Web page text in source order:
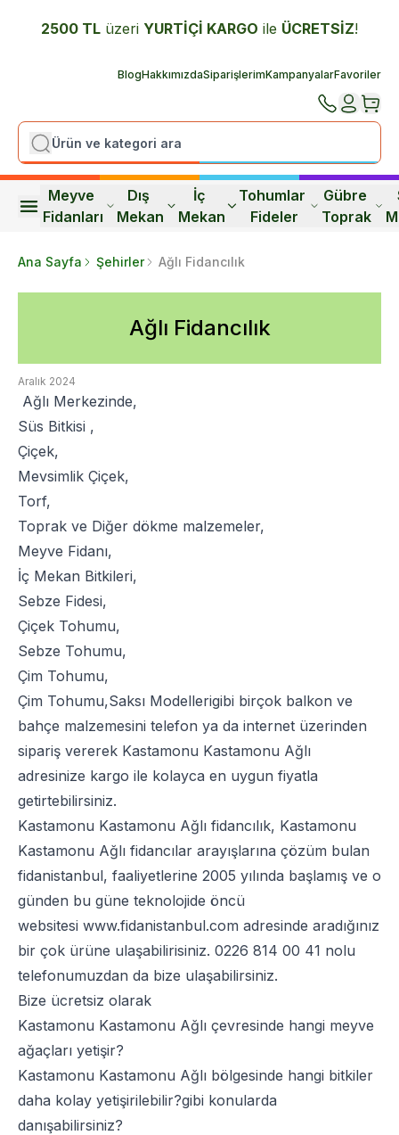
2500 TL üzeri YURTİÇİ KARGO ile ÜCRETSİZ!
BlogHakkımızdaSiparişlerimKampanyalarFavoriler
Meyve
Fidanları
Dış
Mekan
İç
Mekan
Tohumlar
Fideler
Gübre
Toprak
Ana Sayfa Şehirler Ağlı Fidancılık
Ağlı Fidancılık
Aralık 2024
Ağlı Merkezinde,
Süs Bitkisi ,
Çiçek,
Mevsimlik Çiçek,
Torf,
Toprak ve Diğer dökme malzemeler,
Meyve Fidanı,
İç Mekan Bitkileri,
Sebze Fidesi,
Çiçek Tohumu,
Sebze Tohumu,
Çim Tohumu,
Çim Tohumu,Saksı Modellerigibi birçok balkon ve
bahçe malzemesini telefon ya da internet üzerinden
sipariş vererek Kastamonu Kastamonu Ağlı
adresinize kargo ile kolayca en uygun fiyatla
getirtebilirsiniz.
Kastamonu Kastamonu Ağlı fidancılık, Kastamonu
Kastamonu Ağlı fidancılar arayışlarına çözüm bulan
fidanistanbul, faaliyetlerine 2005 yılında başlamış ve o
günden bu güne teknolojide öncü
websitesi www.fidanistanbul.com adresinde aradığınız
bir çok ürüne ulaşabilirisiniz. 0226 814 00 41 nolu
telefonumuzdan da bize ulaşabilirsiniz.
Bize ücretsiz olarak
Kastamonu Kastamonu Ağlı çevresinde hangi meyve
ağaçları yetişir?
Kastamonu Kastamonu Ağlı bölgesinde hangi bitkiler
daha kolay yetişirilebilir?gibi konularda
danışabilirsiniz?